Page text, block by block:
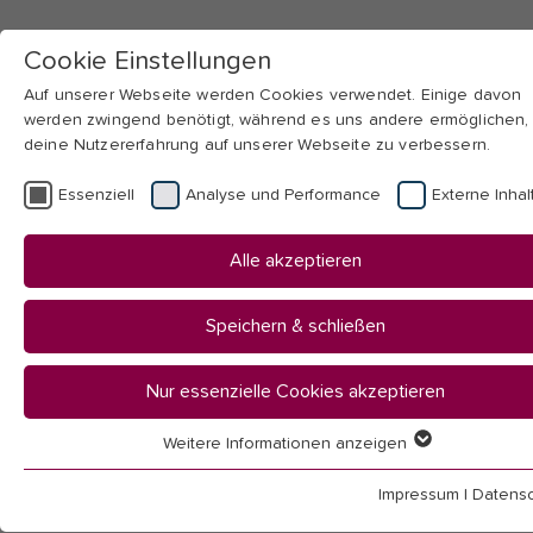
Skip to main navigation Skip to page footer
You
here:
Startseite
Transfer & Weiterbildung
News Transfer & Weiterbildung
News Transfer &
Weiterbildung
Cookie Einstellungen
Auf unserer Webseite werden Cookies verwendet. Einige davon
werden zwingend benötigt, während es uns andere ermöglichen,
deine Nutzererfahrung auf unserer Webseite zu verbessern.
Essenziell Analyse und Performance Externe
Alle akzeptieren
Speichern & schließen
Nur essenzielle Cookies akzeptieren
Essenzielle Cookies werden für grundlegende Funktionen der
Weitere Informationen anzeigen
Impressum